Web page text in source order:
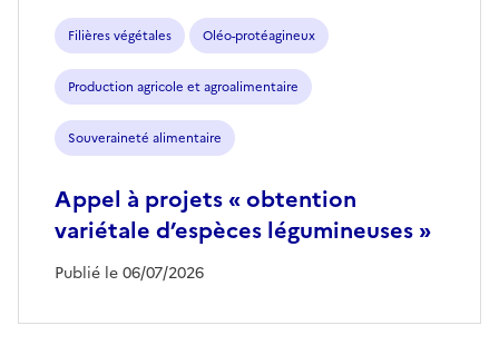
Filières végétales Oléo-protéagineux
Production agricole et agroalimentaire
Souveraineté alimentaire
Appel à projets « obtention
variétale d’espèces légumineuses »
Publié le 06/07/2026